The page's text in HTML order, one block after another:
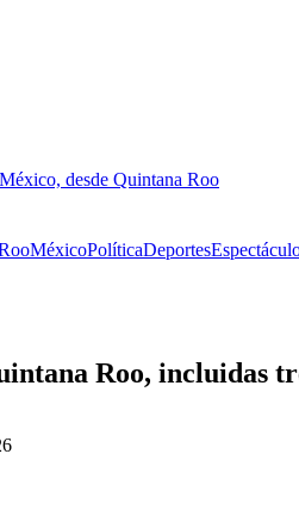
desde Quintana Roo
MéxicoPolíticaDeportes
Roo, incluidas